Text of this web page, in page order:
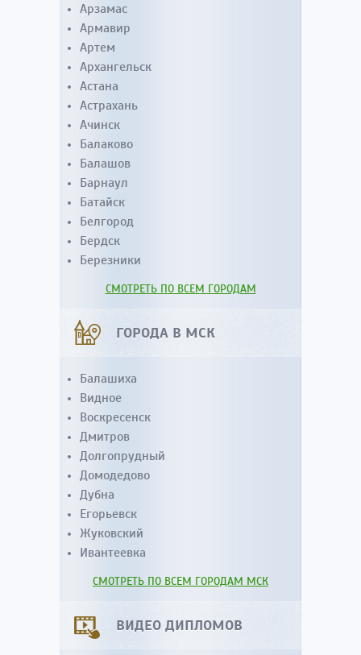
Арзамас
Армавир
Артем
Архангельск
Астана
Астрахань
Ачинск
Балаково
Балашов
Барнаул
Батайск
Белгород
Бердск
Березники
СМОТРЕТЬ ПО ВСЕМ ГОРОДАМ
ГОРОДА В МСК
Балашиха
Видное
Воскресенск
Дмитров
Долгопрудный
Домодедово
Дубна
Егорьевск
Жуковский
Ивантеевка
СМОТРЕТЬ ПО ВСЕМ ГОРОДАМ МСК
ВИДЕО ДИПЛОМОВ